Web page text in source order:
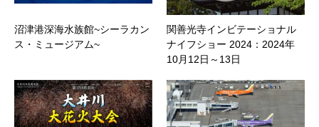
沼津港深海水族館~シーラカン
ス・ミュージアム~
関善光寺インビテーショナル
ナイフショー 2024：2024年
10月12日～13日